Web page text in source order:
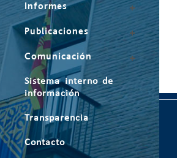
Informes
Publicaciones
Comunicación
Sistema interno de
información
Transparencia
Contacto